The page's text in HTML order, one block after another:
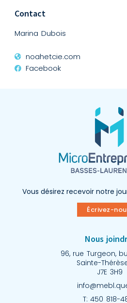
Contact
Marina Dubois
noahetcie.com
Facebook
Vous désirez recevoir notre
Écrivez-
Nous
96, rue Turgeon,
Sainte-
J7E 3H9
T: 450 818-